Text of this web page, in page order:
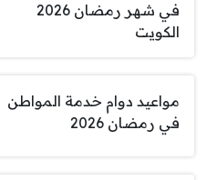
في شهر رمضان 2026
الكويت
مواعيد دوام خدمة المواطن
في رمضان 2026